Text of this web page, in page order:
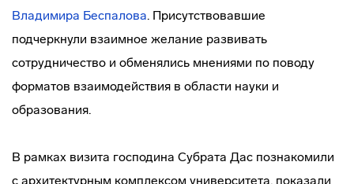
Владимира Беспалова. Присутствовавшие
подчеркнули взаимное желание развивать
сотрудничество и обменялись мнениями по поводу
форматов взаимодействия в области науки и
образования.
В рамках визита господина Субрата Дас познакомили
с архитектурным комплексом университета, показали